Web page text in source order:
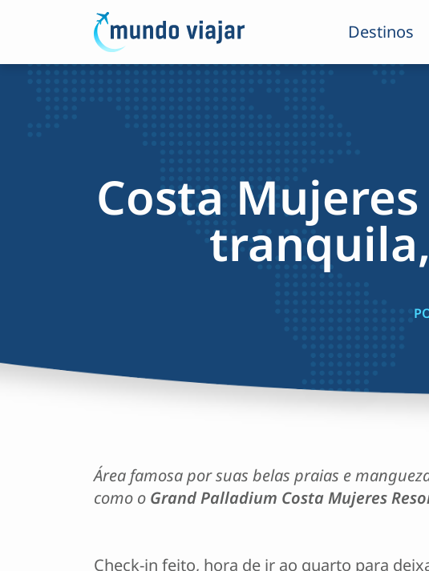
Destinos
Costa
Área famosa por suas belas praias e
como o Grand Palladium Costa Mujeres
Check-in feito, hora de ir ao quarto para